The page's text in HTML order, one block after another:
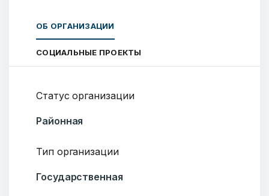
ОБ ОРГАНИЗАЦИИ
СОЦИАЛЬНЫЕ ПРОЕКТЫ
Статус организации
Районная
Тип организации
Государственная